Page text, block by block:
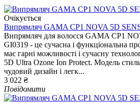
Очікується
Випрямляч GAMA CP1 NOVA 5D
Випрямляч для волосся GAMA CP1
GI0319 - це сучасна і функціональна
має гарні можливості і сучасну
5D Ultra Ozone Ion Protect. Модель
чудовий дизайн і легк...
3 022 ₴
Повідомити